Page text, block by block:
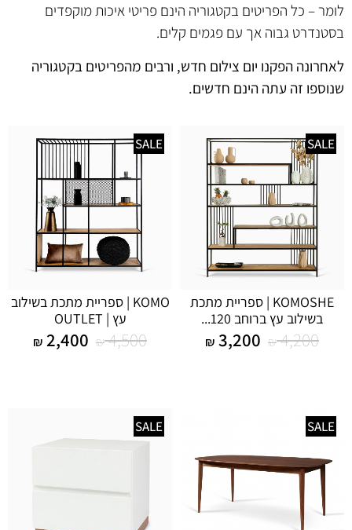
לומר – כל הפריטים בקטגוריה הינם פריטי איכות מוקפדים
בסטנדרט גבוה אך עם פגמים קלים.
לאחרונה הפקנו יום צילום חדש, ורבים מהפריטים בקטגוריה
שנוספו זה עתה הינם חדשים.
SALE
KOMOSHE | ספריית מתכת
בשילוב עץ ברוחב 120...
₪4,200
₪ 3,200
SALE
KOMO | ספריית מתכת בשילוב
עץ | OUTLET
₪4,500
₪ 2,400
SALE
SALE